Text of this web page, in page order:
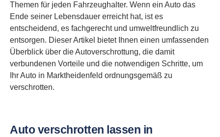
Themen für jeden Fahrzeughalter. Wenn ein Auto das
Ende seiner Lebensdauer erreicht hat, ist es
entscheidend, es fachgerecht und umweltfreundlich zu
entsorgen. Dieser Artikel bietet Ihnen einen umfassenden
Überblick über die Autoverschrottung, die damit
verbundenen Vorteile und die notwendigen Schritte, um
Ihr Auto in Marktheidenfeld ordnungsgemäß zu
verschrotten.
Auto verschrotten lassen in